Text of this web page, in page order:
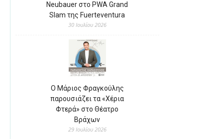
Neubauer στο PWA Grand
Slam της Fuerteventura
30 Ιουλίου 2026
Ο Μάριος Φραγκούλης
παρουσιάζει τα «Χέρια
Φτερά» στο Θέατρο
Βράχων
29 Ιουλίου 2026